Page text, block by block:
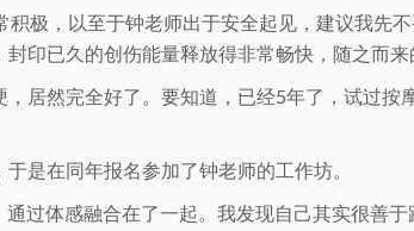
极，以至于钟老师出于安全起见，建议我先不
印已久的创伤能量释放得非常畅快，随之而来
居然完全好了。要知道，已经5年了，试过
是在同年报名参加了钟老师的工作坊。
过体感融合在了一起。我发现自己其实很善